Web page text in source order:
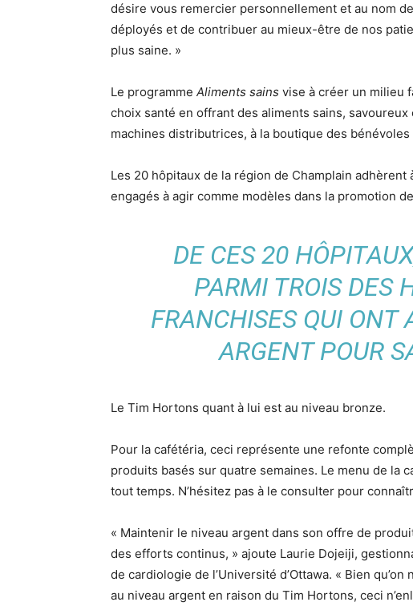
désire vous remercier personnellement et au nom
déployés et de contribuer au mieux-être de nos
plus saine. »
Le programme Aliments sains vise à créer un milieu
choix santé en offrant des aliments sains,
machines distributrices, à la boutique des
Les 20 hôpitaux de la région de Champlain
engagés à agir comme modèles dans la promotion
DE CES 20
PARMI TROIS DES
FRANCHISES QUI ONT
ARGENT POUR
Le Tim Hortons quant à lui est au niveau bronze.
Pour la cafétéria, ceci représente une refonte
produits basés sur quatre semaines. Le menu de la
tout temps. N’hésitez pas à le consulter pour
« Maintenir le niveau argent dans son offre de
des efforts continus, » ajoute Laurie Dojeiji,
de cardiologie de l’Université d’Ottawa. « Bien
au niveau argent en raison du Tim Hortons, ceci